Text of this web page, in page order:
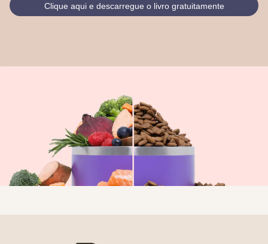
Clique aqui e descarregue o livro gratuitamente